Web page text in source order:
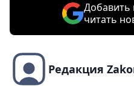
Добавить
читать
Редакция